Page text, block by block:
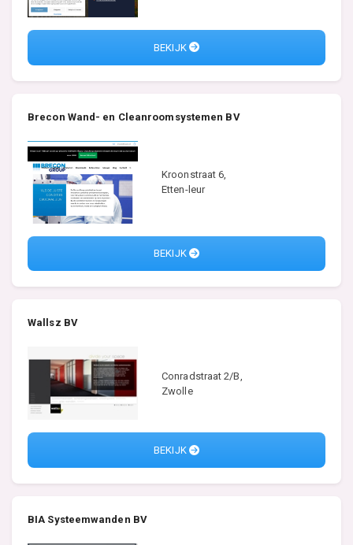
BEKIJK
Brecon Wand- en Cleanroomsystemen BV
Kroonstraat 6,
Etten-leur
BEKIJK
Wallsz BV
Conradstraat 2/B,
Zwolle
BEKIJK
BIA Systeemwanden BV